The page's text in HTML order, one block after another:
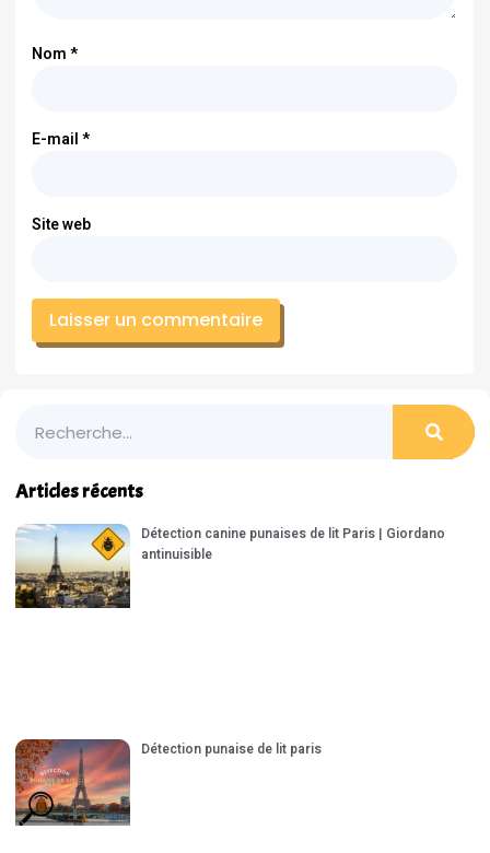
Nom*
E-mail*
Site web
Articles récents
Détection canine punaises de lit Paris | Giordano
antinuisible
Détection punaise de lit paris